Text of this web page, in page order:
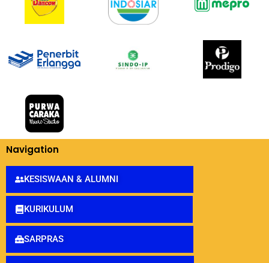
Navigation
KESISWAAN & ALUMNI
KURIKULUM
SARPRAS